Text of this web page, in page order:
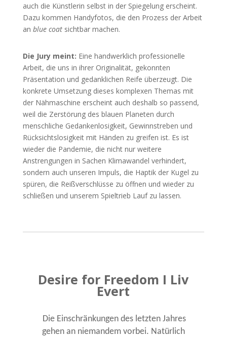
auch die Künstlerin selbst in der Spiegelung erscheint.
Dazu kommen Handyfotos, die den Prozess der Arbeit
an blue coatsichtbar machen.
Die Jury meint: Eine handwerklich professionelle
Arbeit, die uns in ihrer Originalität, gekonnten
Präsentation und gedanklichen Reife überzeugt. Die
konkrete Umsetzung dieses komplexen Themas mit
der Nähmaschine erscheint auch deshalb so passend,
weil die Zerstörung des blauen Planeten durch
menschliche Gedankenlosigkeit, Gewinnstreben und
Rücksichtslosigkeit mit Händen zu greifen ist. Es ist
wieder die Pandemie, die nicht nur weitere
Anstrengungen in Sachen Klimawandel verhindert,
sondern auch unseren Impuls, die Haptik der Kugel zu
spüren, die Reißverschlüsse zu öffnen und wieder zu
schließen und unserem Spieltrieb Lauf zu lassen.
Desire for Freedom I Liv
Evert
Die Einschränkungen des letzten Jahres
gehen an niemandem vorbei. Natürlich